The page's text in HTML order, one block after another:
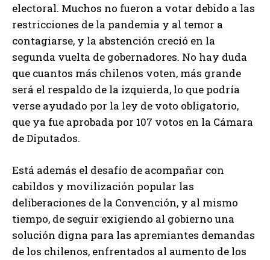
electoral. Muchos no fueron a votar debido a las
restricciones de la pandemia y al temor a
contagiarse, y la abstención creció en la
segunda vuelta de gobernadores. No hay duda
que cuantos más chilenos voten, más grande
será el respaldo de la izquierda, lo que podría
verse ayudado por la ley de voto obligatorio,
que ya fue aprobada por 107 votos en la Cámara
de Diputados.
Está además el desafío de acompañar con
cabildos y movilización popular las
deliberaciones de la Convención, y al mismo
tiempo, de seguir exigiendo al gobierno una
solución digna para las apremiantes demandas
de los chilenos, enfrentados al aumento de los